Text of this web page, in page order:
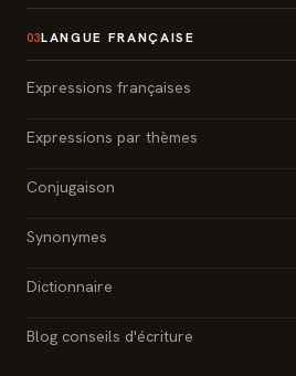
03LANGUE FRANÇAISE
Expressions françaises
Expressions par thèmes
Conjugaison
Synonymes
Dictionnaire
Blog conseils d'écriture